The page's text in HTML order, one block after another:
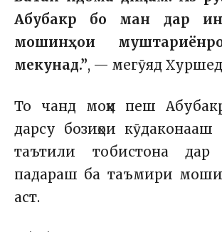
Абубакр бо ман дар ин
мошинҳои
мекунад.”, — мегӯяд Хуршед
То чанд моҳи пеш
дарсу бозиҳои
таътили тобистона дар
падараш ба таъмири
аст.